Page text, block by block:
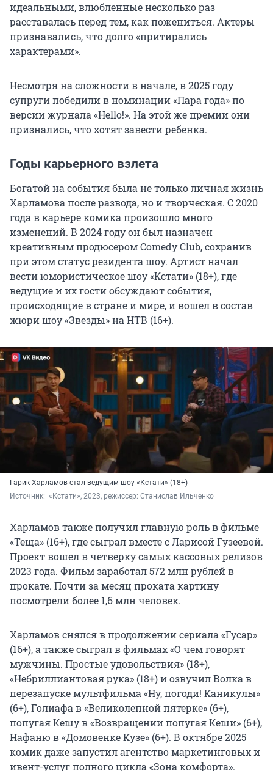
идеальными, влюбленные несколько раз
расставалась перед тем, как пожениться. Актеры
признавались, что долго «притирались
характерами».
Несмотря на сложности в начале, в 2025 году
супруги победили в номинации «Пара года» по
версии журнала «Hello!». На этой же премии они
признались, что хотят завести ребенка.
Годы карьерного взлета
Богатой на события была не только личная жизнь
Харламова после развода, но и творческая. С 2020
года в карьере комика произошло много
изменений. В 2024 году он был назначен
креативным продюсером Comedy Club, сохранив
при этом статус резидента шоу. Артист начал
вести юмористическое шоу «Кстати» (18+), где
ведущие и их гости обсуждают события,
происходящие в стране и мире, и вошел в состав
жюри шоу «Звезды» на НТВ (16+).
Гарик Харламов стал ведущим шоу «Кстати» (18+)
Источник: «Кстати», 2023, режиссер: Станислав Ильченко
Харламов также получил главную роль в фильме
«Теща» (16+), где сыграл вместе с Ларисой Гузеевой.
Проект вошел в четверку самых кассовых релизов
2023 года. Фильм заработал 572 млн рублей в
прокате. Почти за месяц проката картину
посмотрели более 1,6 млн человек.
Харламов снялся в продолжении сериала «Гусар»
(16+), а также сыграл в фильмах «О чем говорят
мужчины. Простые удовольствия» (18+),
«Небриллиантовая рука» (18+) и озвучил Волка в
перезапуске мультфильма «Ну, погоди! Каникулы»
(6+), Голиафа в «Великолепной пятерке» (6+),
попугая Кешу в «Возвращении попугая Кеши» (6+),
Нафаню в «Домовенке Кузе» (6+). В октябре 2025
комик даже запустил агентство маркетинговых и
ивент-услуг полного цикла «Зона комфорта».